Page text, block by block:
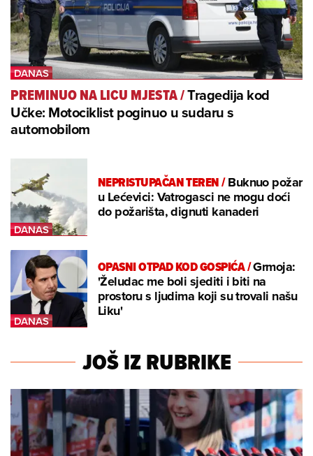
PREMINUO NA LICU MJESTA/Tragedija kod
Učke: Motociklist poginuo u sudaru s
automobilom
NEPRISTUPAČAN TEREN/Buknuo požar
u Lećevici: Vatrogasci ne mogu doći
do požarišta, dignuti kanaderi
OPASNI OTPAD KOD GOSPIĆA/Grmoja:
'Želudac me boli sjediti i biti na
prostoru s ljudima koji su trovali našu
Liku'
JOŠ IZ RUBRIKE